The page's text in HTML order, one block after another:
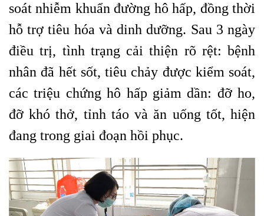
soát nhiễm khuẩn đường hô hấp, đồng thời
hỗ trợ tiêu hóa và dinh dưỡng. Sau 3 ngày
điều trị, tình trạng cải thiện rõ rệt: bệnh
nhân đã hết sốt, tiêu chảy được kiểm soát,
các triệu chứng hô hấp giảm dần: đỡ ho,
đỡ khó thở, tỉnh táo và ăn uống tốt, hiện
đang trong giai đoạn hồi phục.